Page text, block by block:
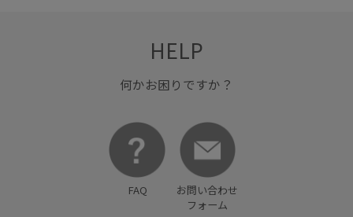
HELP
何かお困りですか？
FAQ
お問い合わせ
フォーム